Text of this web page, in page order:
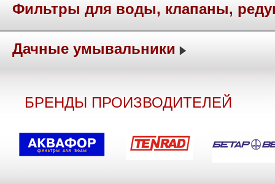
Фильтры для воды, клапаны,
Дачные умывальники
БРЕНДЫ ПРОИЗВОДИТЕЛЕЙ